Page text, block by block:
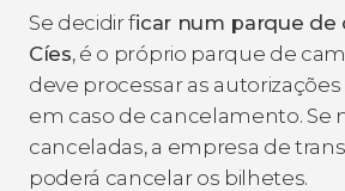
Se decidir ficar num parque de
Cíes, é o próprio parque de
deve processar as
em caso de cancelamento. Se
canceladas, a empresa de
poderá cancelar os bilhetes.